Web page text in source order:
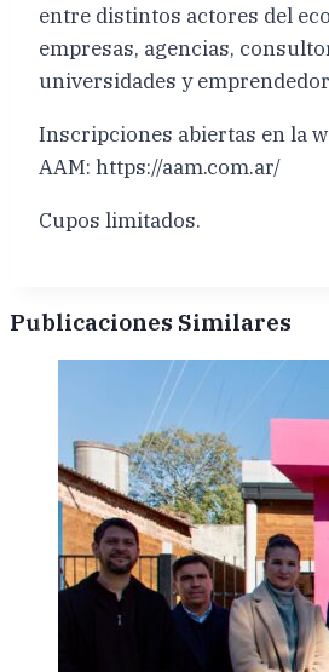
entre distintos actores del
empresas, agencias,
universidades y
Inscripciones abiertas en la
AAM: https://aam.com.ar/
Cupos limitados.
Publicaciones Similares